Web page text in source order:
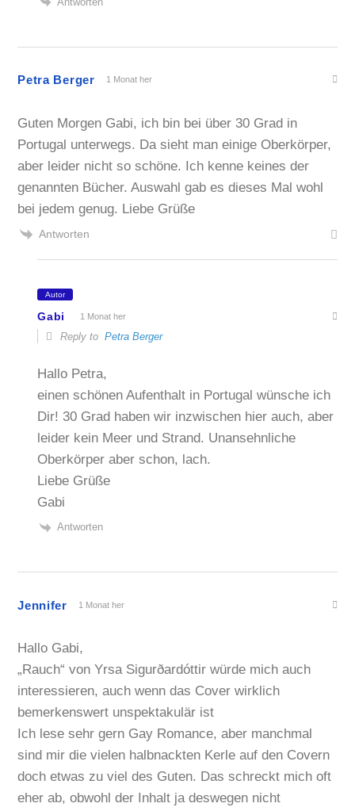
Petra Berger 1 Monat her
Guten Morgen Gabi, ich bin bei über 30 Grad in
Portugal unterwegs. Da sieht man einige Oberkörper,
aber leider nicht so schöne. Ich kenne keines der
genannten Bücher. Auswahl gab es dieses Mal wohl
bei jedem genug. Liebe Grüße
Antworten
Autor
Gabi 1 Monat her
Reply toPetra Berger
Hallo Petra,
einen schönen Aufenthalt in Portugal wünsche ich
Dir! 30 Grad haben wir inzwischen hier auch, aber
leider kein Meer und Strand. Unansehnliche
Oberkörper aber schon, lach.
Liebe Grüße
Gabi
Antworten
Jennifer 1 Monat her
Hallo Gabi,
„Rauch“ von Yrsa Sigurðardóttir würde mich auch
interessieren, auch wenn das Cover wirklich
bemerkenswert unspektakulär ist
Ich lese sehr gern Gay Romance, aber manchmal
sind mir die vielen halbnackten Kerle auf den Covern
doch etwas zu viel des Guten. Das schreckt mich oft
eher ab, obwohl der Inhalt ja deswegen nicht